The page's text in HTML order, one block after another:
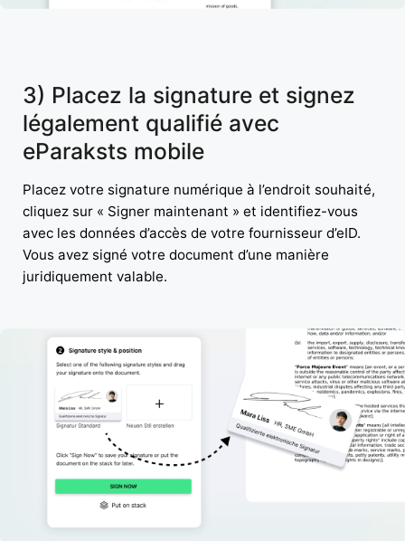
3) Placez la signature et signez
légalement qualifié avec
eParaksts mobile
Placez votre signature numérique à l’endroit souhaité,
cliquez sur « Signer maintenant » et identifiez-vous
avec les données d’accès de votre fournisseur d’eID.
Vous avez signé votre document d’une manière
juridiquement valable.